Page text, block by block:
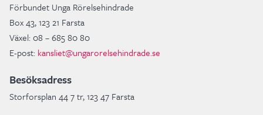
Förbundet Unga Rörelsehindrade
Box 43, 123 21 Farsta
Växel: 08 – 685 80 80
E-post: kansliet@ungarorelsehindrade.se
Besöksadress
Storforsplan 44 7 tr, 123 47 Farsta